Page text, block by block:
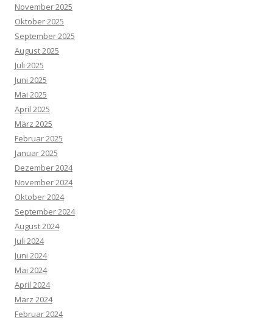
November 2025
Oktober 2025
September 2025
August 2025
Juli 2025
Juni 2025
Mai 2025
April 2025
März 2025
Februar 2025
Januar 2025
Dezember 2024
November 2024
Oktober 2024
September 2024
August 2024
Juli 2024
Juni 2024
Mai 2024
April 2024
März 2024
Februar 2024